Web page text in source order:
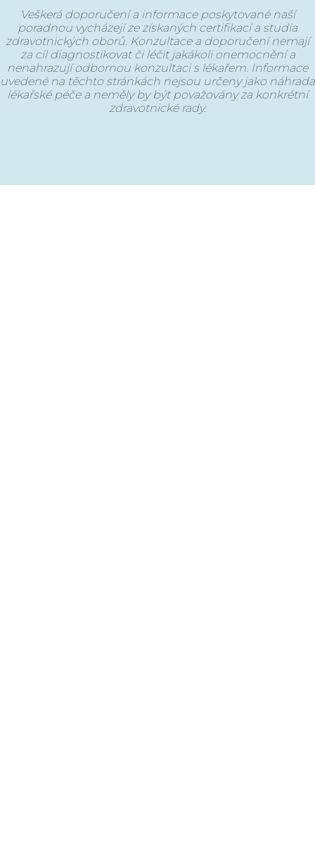
Veškerá doporučení a informace poskytované naší
poradnou vycházejí ze získaných certifikací a studia
zdravotnických oborů. Konzultace a doporučení nemají
za cíl diagnostikovat či léčit jakákoli onemocnění a
nenahrazují odbornou konzultaci s lékařem. Informace
uvedené na těchto stránkách nejsou určeny jako náhrada
lékařské péče a neměly by být považovány za konkrétní
zdravotnické rady.